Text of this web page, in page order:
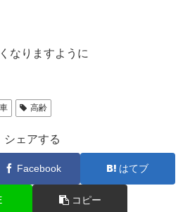
なりますように
高齢
シェアする
Facebook はてブ
コピー